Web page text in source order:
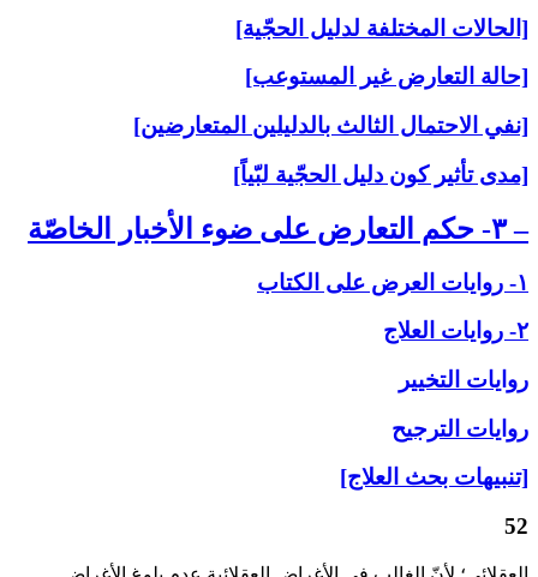
[الحالات المختلفة لدليل الحجّية]
[حالة التعارض غير المستوعب]
[نفي الاحتمال الثالث بالدليلين المتعارضين]
[مدى تأثير كون دليل الحجّية لبّياً]
– ۳- حكم التعارض على‏ ضوء الأخبار الخاصّة
۱- روايات العرض على‏ الكتاب
۲- روايات العلاج‏
روايات التخيير
روايات الترجيح
[تنبيهات بحث العلاج]
52